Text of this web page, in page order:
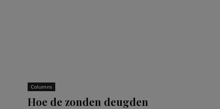
Columns
Hoe de zonden deugden